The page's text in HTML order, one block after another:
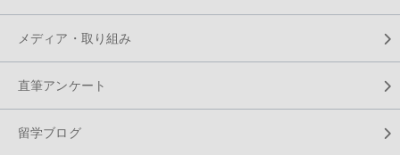
メディア・取り組み
直筆アンケート
留学ブログ